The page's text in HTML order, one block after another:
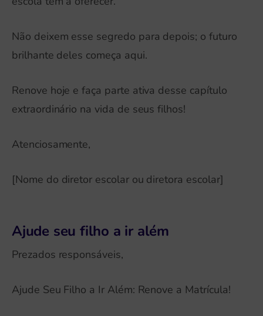
Não deixem esse segredo para depois; o futuro
brilhante deles começa aqui.
Renove hoje e faça parte ativa desse capítulo
extraordinário na vida de seus filhos!
Atenciosamente,
[Nome do diretor escolar ou diretora escolar]
Ajude seu filho a ir além
Prezados responsáveis,
Ajude Seu Filho a Ir Além: Renove a Matrícula!